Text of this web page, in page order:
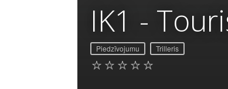
IK1 -
Piedzīvojumu Trilleris